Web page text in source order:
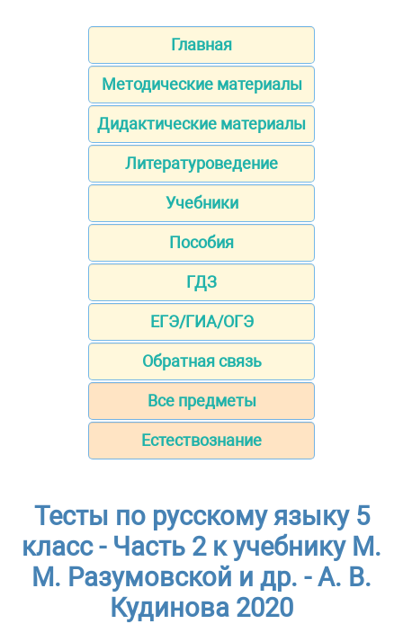
Главная
Методические материалы
Дидактические материалы
Литературоведение
Учебники
Пособия
ГДЗ
ЕГЭ/ГИА/ОГЭ
Обратная связь
Все предметы
Естествознание
Тесты по русскому языку 5
класс - Часть 2 к учебнику М.
М. Разумовской и др. - А. В.
Кудинова 2020